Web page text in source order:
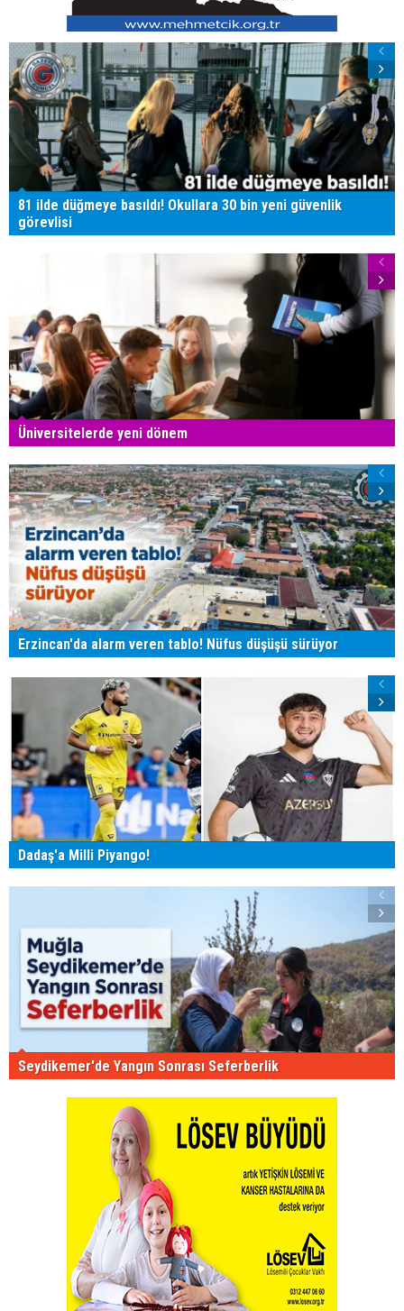
81 ilde düğmeye basıldı! Okullara 30 bin yeni güvenlik
görevlisi
Üniversitelerde yeni dönem
Erzincan'da alarm veren tablo! Nüfus düşüşü sürüyor
Dadaş'a Milli Piyango!
Seydikemer'de Yangın Sonrası Seferberlik